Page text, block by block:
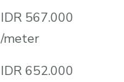
IDR 567.000
/meter
IDR 652.000